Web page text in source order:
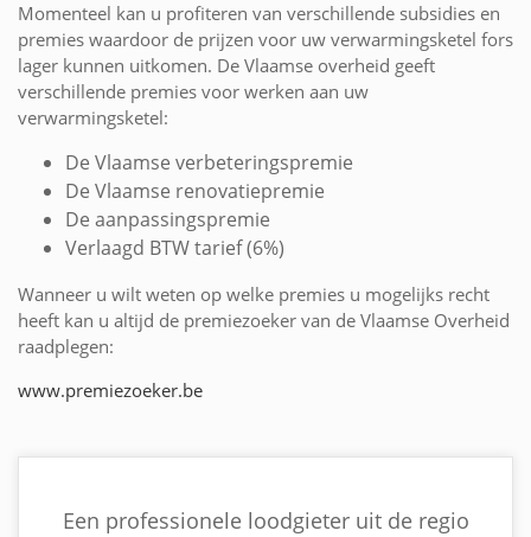
Momenteel kan u profiteren van verschillende subsidies en
premies waardoor de prijzen voor uw verwarmingsketel fors
lager kunnen uitkomen. De Vlaamse overheid geeft
verschillende premies voor werken aan uw
verwarmingsketel:
De Vlaamse verbeteringspremie
De Vlaamse renovatiepremie
De aanpassingspremie
Verlaagd BTW tarief (6%)
Wanneer u wilt weten op welke premies u mogelijks recht
heeft kan u altijd de premiezoeker van de Vlaamse Overheid
raadplegen:
www.premiezoeker.be
Een professionele loodgieter uit de regio